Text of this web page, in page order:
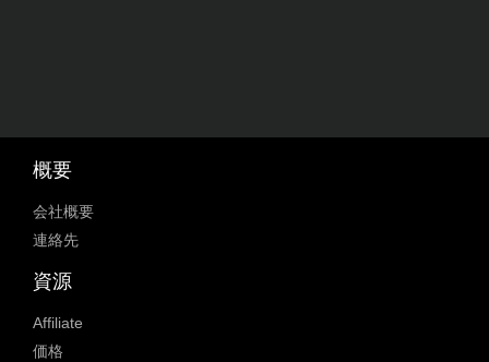
概要
会社概要
連絡先
資源
Affiliate
価格